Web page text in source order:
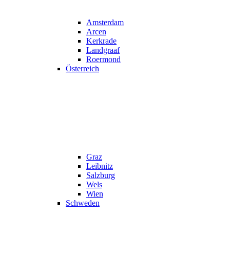
Amsterdam
Arcen
Kerkrade
Landgraaf
Roermond
Österreich
Graz
Leibnitz
Salzburg
Wels
Wien
Schweden